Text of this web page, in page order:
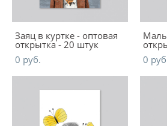
Заяц в куртке - оптовая
открытка - 20 штук
0 pуб.
0